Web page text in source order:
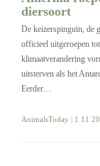
diersoort
De keizerspinguïn, de
officieel uitgeroepen
klimaatverandering
uitsterven als het
Eerder…
AnimalsToday | 1 11